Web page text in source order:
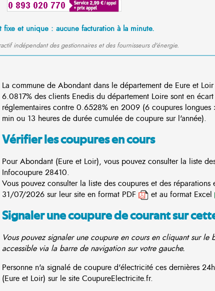
fixe et unique : aucune facturation à la minute.
indépendant des gestionnaires et des fournisseurs d'énergie.
La commune de Abondant dans le département de Eure et
6.0817% des clients Enedis du département Loire sont en
réglementaires contre 0.6528% en 2009 (6 coupures
min ou 13 heures de durée cumulée de coupure sur l'année).
Vérifier les coupures en cours
Pour Abondant (Eure et Loir), vous pouvez consulter la liste
Infocoupure 28410.
Vous pouvez consulter la liste des coupures et des
31/07/2026 sur leur site en format PDF
et au format Excel
Signaler une coupure de courant sur
Vous pouvez signaler une coupure en cours en cliquant sur le
accessible via la barre de navigation sur votre gauche.
Personne n'a signalé de coupure d'électricité ces dernières
(Eure et Loir) sur le site CoupureElectricite.fr.